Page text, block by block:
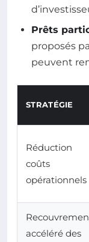
Prêts
proposés
peuvent
STRATÉGIE
Réduction
coûts
opérationnels
accéléré des